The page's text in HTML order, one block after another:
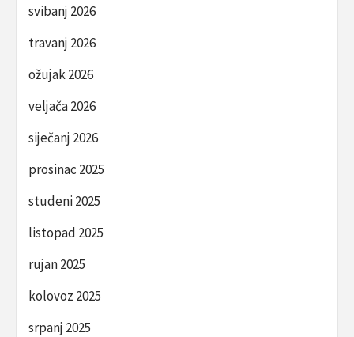
svibanj 2026
travanj 2026
ožujak 2026
veljača 2026
siječanj 2026
prosinac 2025
studeni 2025
listopad 2025
rujan 2025
kolovoz 2025
srpanj 2025